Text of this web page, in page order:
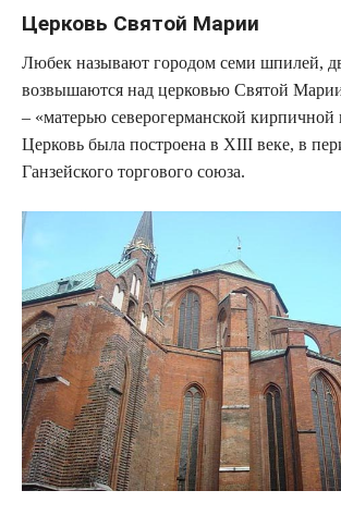
Церковь Святой Марии
Любек называют городом семи шпилей,
возвышаются над церковью Святой
– «матерью северогерманской кирпичной
Церковь была построена в XIII веке, в
Ганзейского торгового союза.